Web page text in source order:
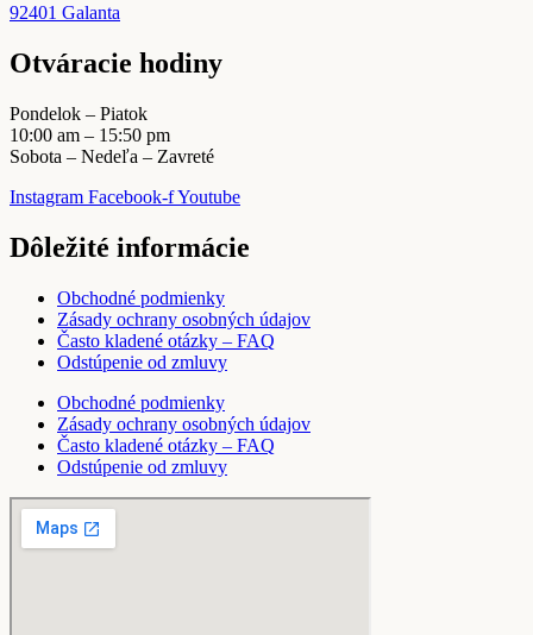
92401 Galanta
Otváracie hodiny
Pondelok – Piatok
10:00 am – 15:50 pm
Sobota – Nedeľa – Zavreté
Instagram Facebook-fYoutube
Dôležité informácie
Obchodné podmienky
Zásady ochrany osobných údajov
Často kladené otázky – FAQ
Odstúpenie od zmluvy
Obchodné podmienky
Zásady ochrany osobných údajov
Často kladené otázky – FAQ
Odstúpenie od zmluvy